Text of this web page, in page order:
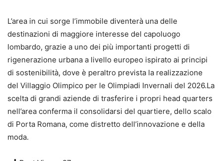
L’area in cui sorge l’immobile diventerà una delle
destinazioni di maggiore interesse del capoluogo
lombardo, grazie a uno dei più importanti progetti di
rigenerazione urbana a livello europeo ispirato ai principi
di sostenibilità, dove è peraltro prevista la realizzazione
del Villaggio Olimpico per le Olimpiadi Invernali del 2026.La
scelta di grandi aziende di trasferire i propri head quarters
nell’area conferma il consolidarsi del quartiere, dello scalo
di Porta Romana, come distretto dell’innovazione e della
moda.